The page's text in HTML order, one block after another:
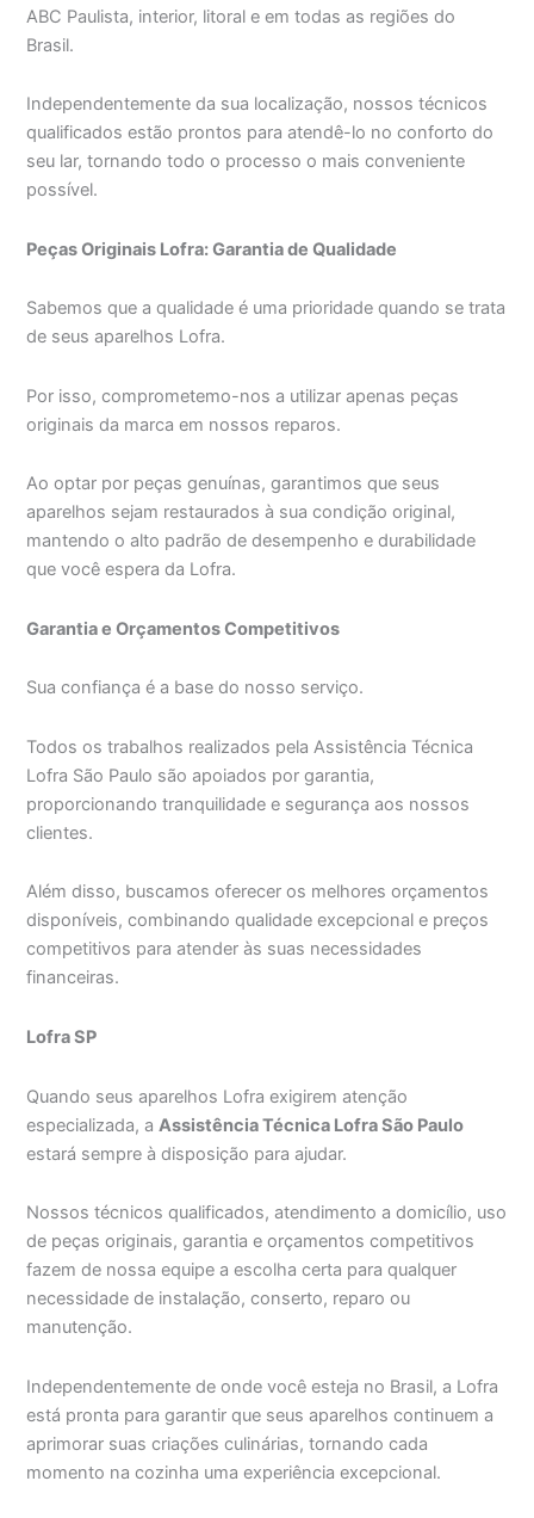
ABC Paulista, interior, litoral e em todas as regiões do
Brasil.
Independentemente da sua localização, nossos técnicos
qualificados estão prontos para atendê-lo no conforto do
seu lar, tornando todo o processo o mais conveniente
possível.
Peças Originais Lofra: Garantia de Qualidade
Sabemos que a qualidade é uma prioridade quando se trata
de seus aparelhos Lofra.
Por isso, comprometemo-nos a utilizar apenas peças
originais da marca em nossos reparos.
Ao optar por peças genuínas, garantimos que seus
aparelhos sejam restaurados à sua condição original,
mantendo o alto padrão de desempenho e durabilidade
que você espera da Lofra.
Garantia e Orçamentos Competitivos
Sua confiança é a base do nosso serviço.
Todos os trabalhos realizados pela Assistência Técnica
Lofra São Paulo são apoiados por garantia,
proporcionando tranquilidade e segurança aos nossos
clientes.
Além disso, buscamos oferecer os melhores orçamentos
disponíveis, combinando qualidade excepcional e preços
competitivos para atender às suas necessidades
financeiras.
Lofra SP
Quando seus aparelhos Lofra exigirem atenção
especializada, a Assistência Técnica Lofra São Paulo
estará sempre à disposição para ajudar.
Nossos técnicos qualificados, atendimento a domicílio, uso
de peças originais, garantia e orçamentos competitivos
fazem de nossa equipe a escolha certa para qualquer
necessidade de instalação, conserto, reparo ou
manutenção.
Independentemente de onde você esteja no Brasil, a Lofra
está pronta para garantir que seus aparelhos continuem a
aprimorar suas criações culinárias, tornando cada
momento na cozinha uma experiência excepcional.